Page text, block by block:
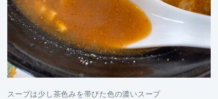
スープは少し茶色みを帯びた色の濃いスープ